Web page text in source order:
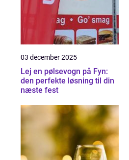
03 december 2025
Lej en pølsevogn på Fyn:
den perfekte løsning til din
næste fest